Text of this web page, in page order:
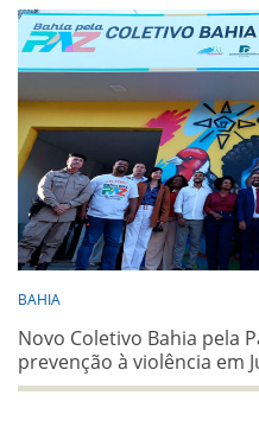
BAHIA
Novo Coletivo Bahia pela
prevenção à violência em